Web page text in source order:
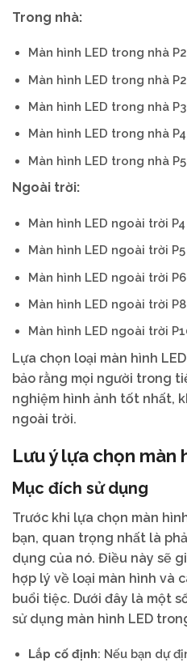
Trong nhà:
Màn hình LED trong nhà P2
Màn hình LED trong nhà
Màn hình LED trong nhà P3
Màn hình LED trong nhà P4
Màn hình LED trong nhà P5
Ngoài trời:
Màn hình LED ngoài trời P4
Màn hình LED ngoài trời P5
Màn hình LED ngoài trời P6
Màn hình LED ngoài trời P8
Màn hình LED ngoài trời
Lựa chọn loại màn hình
bảo rằng mọi người trong
nghiệm hình ảnh tốt nhất,
ngoài trời.
Lưu ý lựa chọn màn
Mục đích sử dụng
Trước khi lựa chọn màn
bạn, quan trọng nhất là
dụng của nó. Điều này sẽ
hợp lý về loại màn hình và
buổi tiệc. Dưới đây là một
sử dụng màn hình LED
Lắp cố định: Nếu bạn dự